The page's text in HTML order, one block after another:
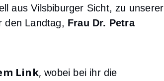
aus Vilsbiburger Sicht, zu unserer
den Landtag, Frau Dr. Petra
Link, wobei bei ihr die